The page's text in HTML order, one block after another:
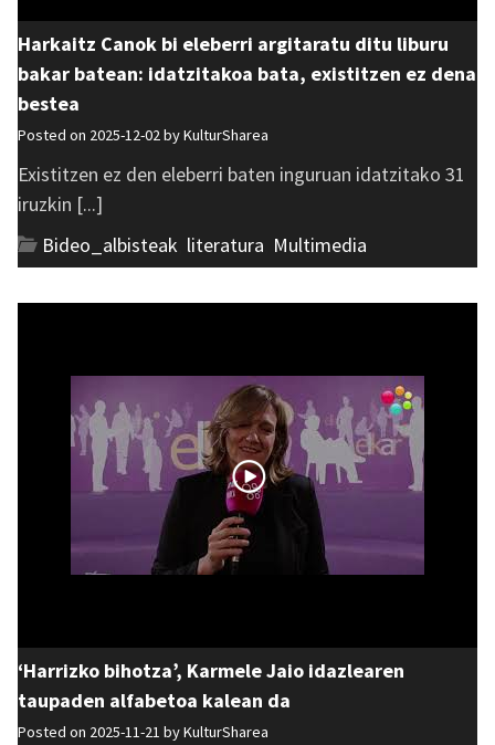
Harkaitz Canok bi eleberri argitaratu ditu liburu
bakar batean: idatzitakoa bata, existitzen ez dena
bestea
Posted on 2025-12-02 byKulturSharea
Existitzen ez den eleberri baten inguruan idatzitako 31
iruzkin [...]
Bideo_albisteak literatura Multimedia
‘Harrizko bihotza’, Karmele Jaio idazlearen
taupaden alfabetoa kalean da
Posted on 2025-11-21 byKulturSharea